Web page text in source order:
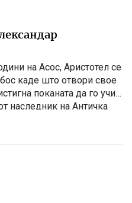
на Асос, Аристотел се
каде што отвори свое
поканата да го учи
наследник на Античка
беа важни за развојот на